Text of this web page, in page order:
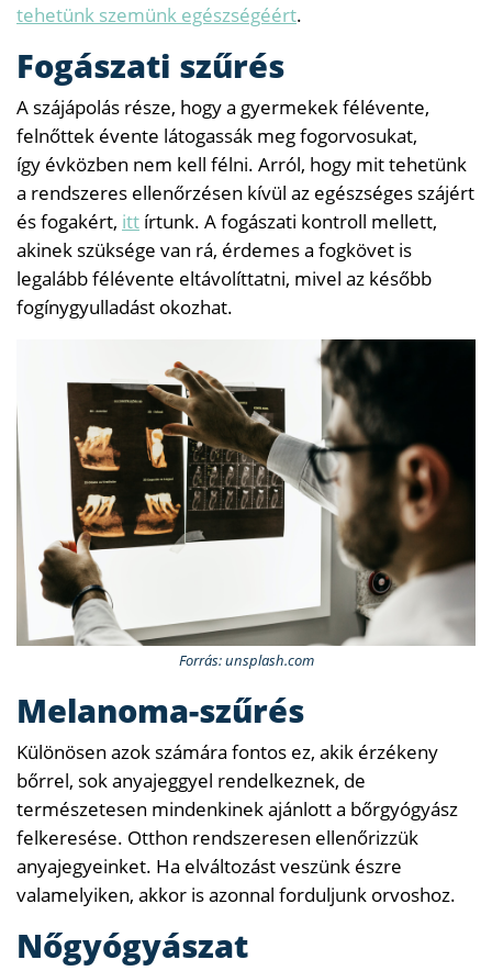
tehetünk szemünk egészségéért.
Fogászati szűrés
A szájápolás része, hogy a gyermekek félévente,
felnőttek évente látogassák meg fogorvosukat,
így évközben nem kell félni. Arról, hogy mit tehetünk
a rendszeres ellenőrzésen kívül az egészséges szájért
és fogakért, itt írtunk. A fogászati kontroll mellett,
akinek szüksége van rá, érdemes a fogkövet is
legalább félévente eltávolíttatni, mivel az később
fogínygyulladást okozhat.
Forrás: unsplash.com
Melanoma-szűrés
Különösen azok számára fontos ez, akik érzékeny
bőrrel, sok anyajeggyel rendelkeznek, de
természetesen mindenkinek ajánlott a bőrgyógyász
felkeresése. Otthon rendszeresen ellenőrizzük
anyajegyeinket. Ha elváltozást veszünk észre
valamelyiken, akkor is azonnal forduljunk orvoshoz.
Nőgyógyászat